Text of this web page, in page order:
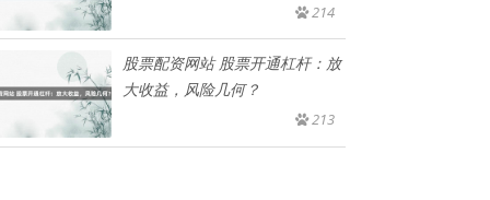
214
股票配资网站 股票开通杠杆：放
大收益，风险几何？
213